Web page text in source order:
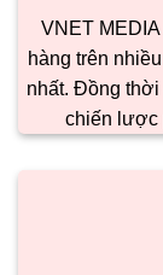
VNET
hàng trên
nhất. Đồng
chiến lược